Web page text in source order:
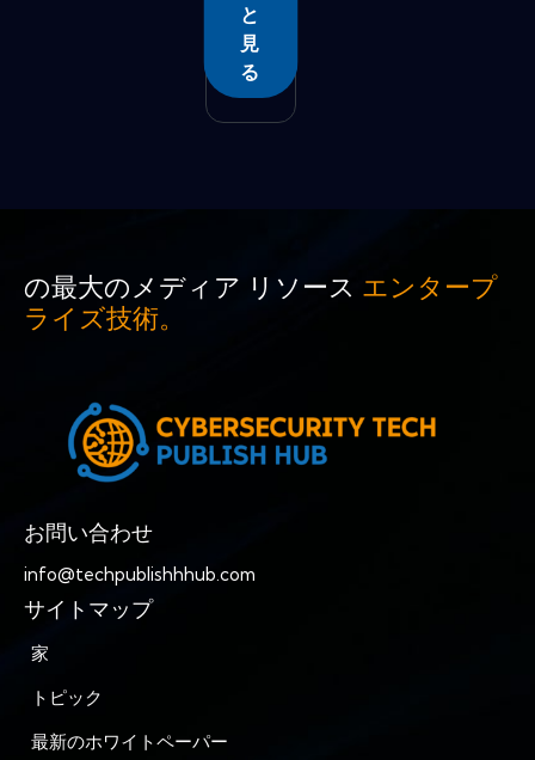
と
見
る
の最大のメディア リソース エンタープ
ライズ技術。
お問い合わせ
info@techpublishhhub.com
サイトマップ
家
トピック
最新のホワイトペーパー